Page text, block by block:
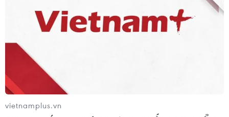
Sân bay quốc tế Hong Kong bắt đầu khôi phục hoạt
động trở lại trong khi hàng chục người biểu tình vẫn
ngồi bên ngoài một trong những cửa ra của sảnh đến.
vietnamplus.vn